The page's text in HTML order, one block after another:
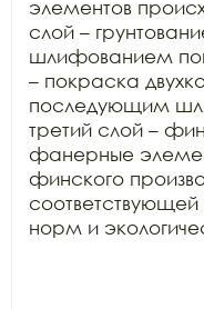
элементов
слой –
шлифованием
– покраска
последующим
третий слой –
фанерные
финского
норм и